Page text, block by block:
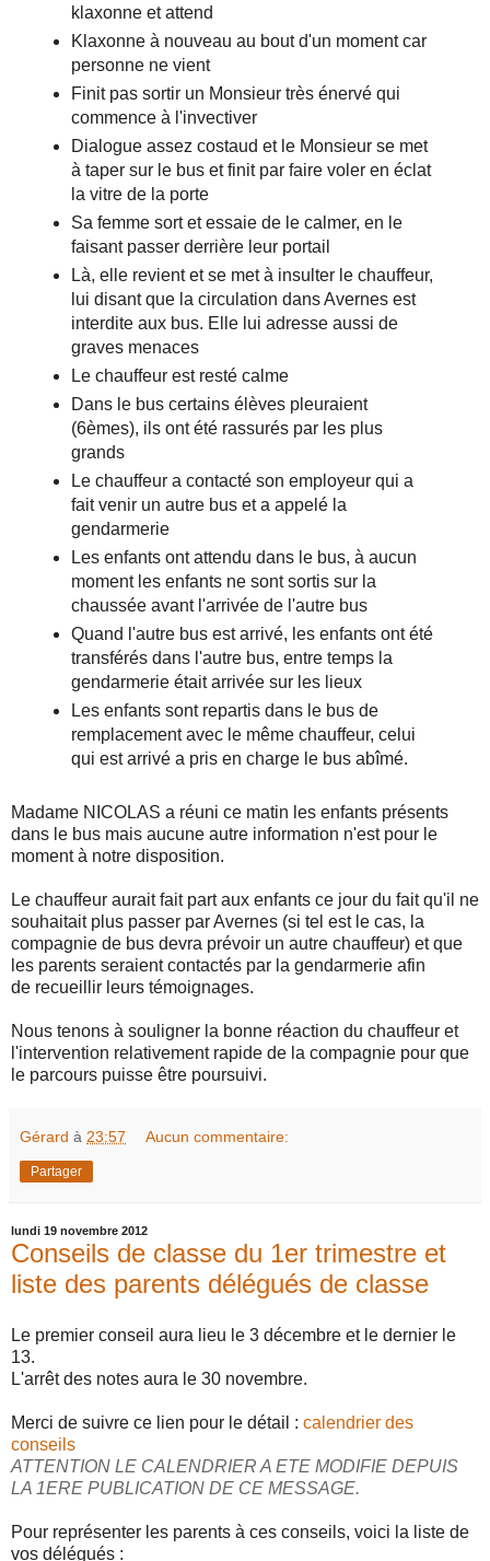
klaxonne et attend
Klaxonne à nouveau au bout d'un moment car
personne ne vient
Finit pas sortir un Monsieur très énervé qui
commence à l'invectiver
Dialogue assez costaud et le Monsieur se met
à taper sur le bus et finit par faire voler en éclat
la vitre de la porte
Sa femme sort et essaie de le calmer, en le
faisant passer derrière leur portail
Là, elle revient et se met à insulter le chauffeur,
lui disant que la circulation dans Avernes est
interdite aux bus. Elle lui adresse aussi de
graves menaces
Le chauffeur est resté calme
Dans le bus certains élèves pleuraient
(6èmes), ils ont été rassurés par les plus
grands
Le chauffeur a contacté son employeur qui a
fait venir un autre bus et a appelé la
gendarmerie
Les enfants ont attendu dans le bus, à aucun
moment les enfants ne sont sortis sur la
chaussée avant l'arrivée de l'autre bus
Quand l'autre bus est arrivé, les enfants ont été
transférés dans l'autre bus, entre temps la
gendarmerie était arrivée sur les lieux
Les enfants sont repartis dans le bus de
remplacement avec le même chauffeur, celui
qui est arrivé a pris en charge le bus abîmé.
Madame NICOLAS a réuni ce matin les enfants présents
dans le bus mais aucune autre information n'est pour le
moment à notre disposition.
Le chauffeur aurait fait part aux enfants ce jour du fait qu'il ne
souhaitait plus passer par Avernes (si tel est le cas, la
compagnie de bus devra prévoir un autre chauffeur) et que
les parents seraient contactés par la gendarmerie afin
de recueillir leurs témoignages.
Nous tenons à souligner la bonne réaction du chauffeur et
l'intervention relativement rapide de la compagnie pour que
le parcours puisse être poursuivi.
Gérard à 23:57 Aucun commentaire:
Partager
lundi 19 novembre 2012
Conseils de classe du 1er trimestre et
liste des parents délégués de classe
Le premier conseil aura lieu le 3 décembre et le dernier le
13.
L'arrêt des notes aura le 30 novembre.
Merci de suivre ce lien pour le détail : calendrier des
conseils
ATTENTION LE CALENDRIER A ETE MODIFIE DEPUIS
LA 1ERE PUBLICATION DE CE MESSAGE.
Pour représenter les parents à ces conseils, voici la liste de
vos délégués :